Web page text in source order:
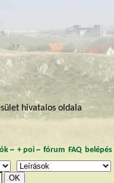
hivatalos oldala
~ + poi~ fórum FAQ belépés